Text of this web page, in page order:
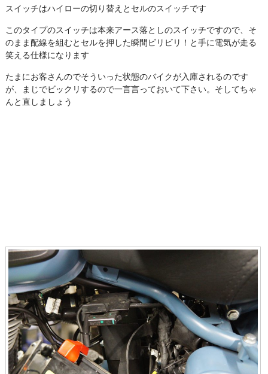
スイッチはハイローの切り替えとセルのスイッチです
このタイプのスイッチは本来アース落としのスイッチですので、そ
のまま配線を組むとセルを押した瞬間ビリビリ！と手に電気が走る
笑える仕様になります
たまにお客さんのでそういった状態のバイクが入庫されるのです
が、まじでビックリするので一言言っておいて下さい。そしてちゃ
んと直しましょう